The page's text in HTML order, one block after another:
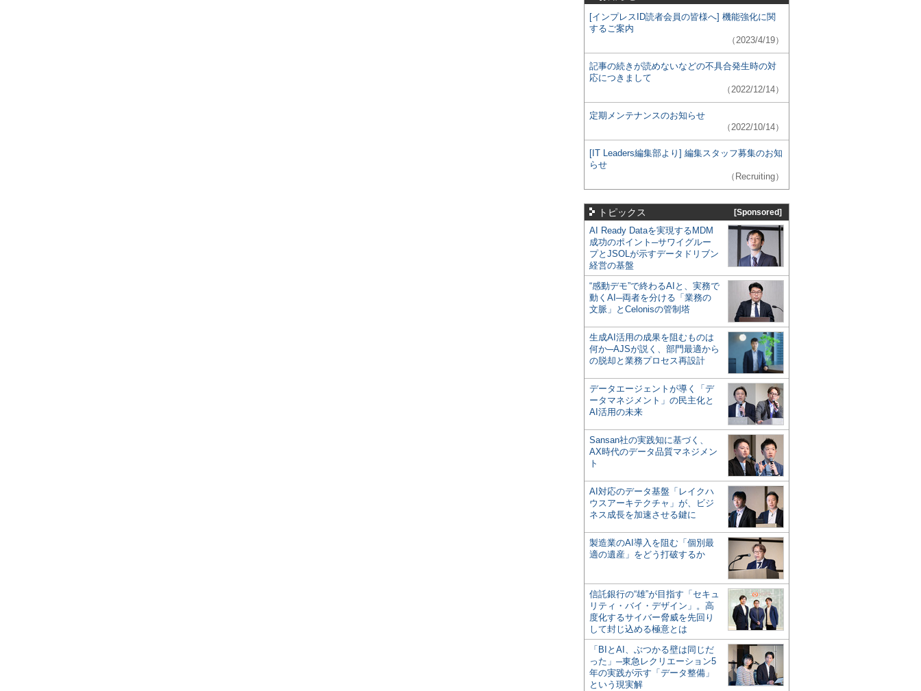
[インプレスID読者会員の皆様へ] 機能強化に関
するご案内
（2023/4/19）
記事の続きが読めないなどの不具合発生時の対
応につきまして
（2022/12/14）
定期メンテナンスのお知らせ
（2022/10/14）
[IT Leaders編集部より] 編集スタッフ募集のお知
らせ
（Recruiting）
トピックス [Sponsored]
AI Ready Dataを実現するMDM
成功のポイント─サワイグルー
プとJSOLが示すデータドリブン
経営の基盤
“感動デモ”で終わるAIと、実務で
動くAI─両者を分ける「業務の
文脈」とCelonisの管制塔
生成AI活用の成果を阻むものは
何か─AJSが説く、部門最適から
の脱却と業務プロセス再設計
データエージェントが導く「デ
ータマネジメント」の民主化と
AI活用の未来
Sansan社の実践知に基づく、
AX時代のデータ品質マネジメン
ト
AI対応のデータ基盤「レイクハ
ウスアーキテクチャ」が、ビジ
ネス成長を加速させる鍵に
製造業のAI導入を阻む「個別最
適の遺産」をどう打破するか
信託銀行の“雄”が目指す「セキュ
リティ・バイ・デザイン」。高
度化するサイバー脅威を先回り
して封じ込める極意とは
「BIとAI、ぶつかる壁は同じだ
った」─東急レクリエーション5
年の実践が示す「データ整備」
という現実解